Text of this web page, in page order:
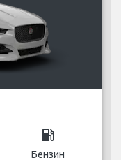
local_gas_station
Бензин